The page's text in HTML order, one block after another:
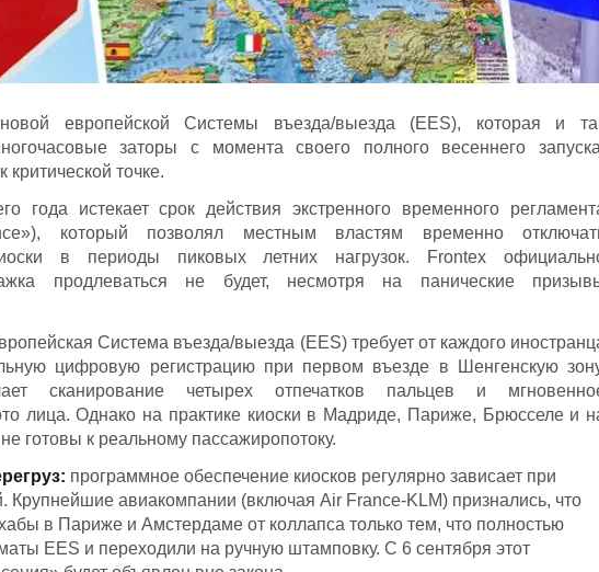
европейской Системы въезда/выезда (EES), которая и
заторы с момента своего полного весеннего
точке.
года истекает срок действия экстренного временного
который позволял местным властям временно
в периоды пиковых летних нагрузок. Frontex
продлеваться не будет, несмотря на панические
Система въезда/выезда (EES) требует от каждого
цифровую регистрацию при первом въезде в Шенгенскую
сканирование четырех отпечатков пальцев и
лица. Однако на практике киоски в Мадриде, Париже, Брюсселе и
готовы к реальному пассажиропотоку.
программное обеспечение киосков регулярно зависает при
Крупнейшие авиакомпании (включая Air France-KLM) признались, что
в Париже и Амстердаме от коллапса только тем, что полностью
EES и переходили на ручную штамповку. С 6 сентября этот